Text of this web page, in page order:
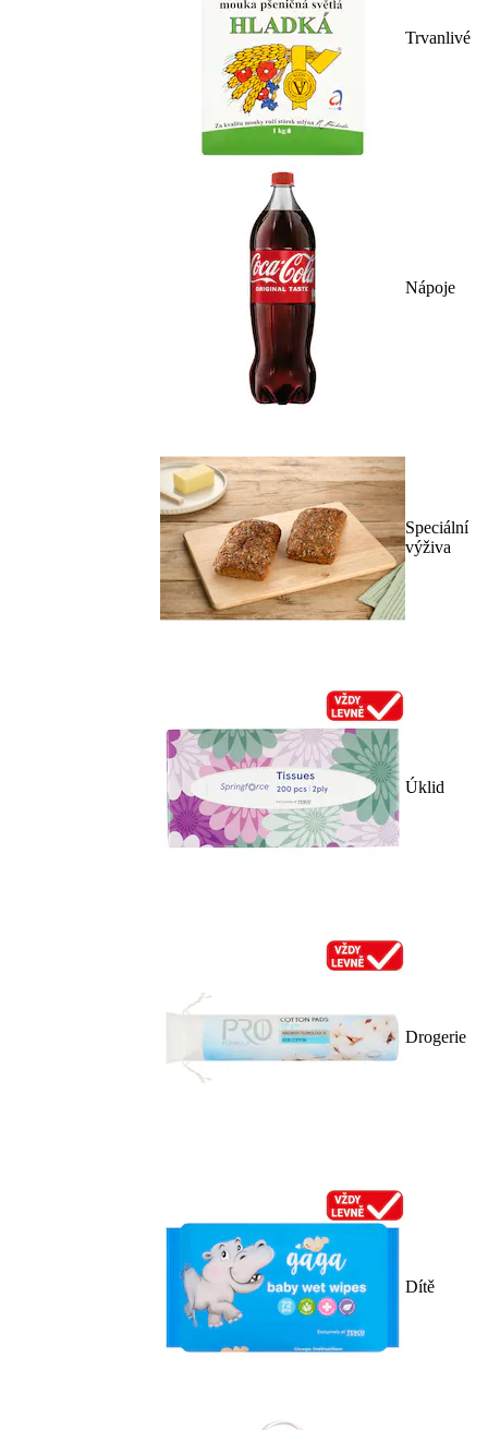
Trvanlivé
Nápoje
Speciální
výživa
Úklid
Drogerie
Dítě